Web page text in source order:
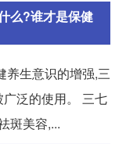
么?谁才是保健
养生意识的增强,三
泛的使用。 三七
斑美容,...